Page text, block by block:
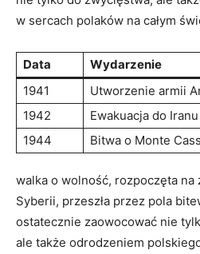
w sercach polaków na całym
Data
Wydarzenie
1941
Utworzenie armii
1942
Ewakuacja do Iranu
1944
Bitwa o Monte
walka o wolność, rozpoczęta na
Syberii, przeszła przez pola
ostatecznie zaowocować nie
ale także odrodzeniem